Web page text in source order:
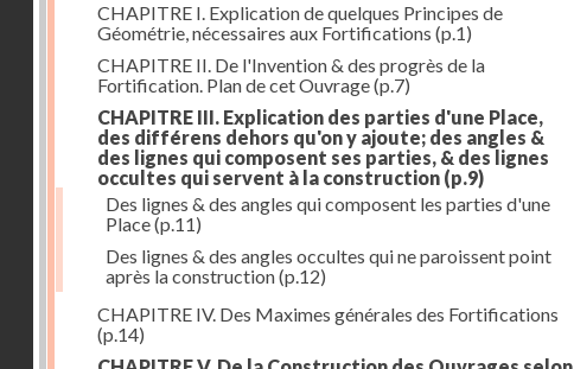
CHAPITRE I. Explication de quelques Principes de
Géométrie, nécessaires aux Fortifications (p.1)
CHAPITRE II. De l'Invention & des progrès de la
Fortification. Plan de cet Ouvrage(p.7)
CHAPITRE III. Explication des parties d'une Place,
des différens dehors qu'on y ajoute; des angles &
des lignes qui composent ses parties, & des lignes
occultes qui servent à la construction (p.9)
Des lignes & des angles qui composent les parties d'une
Place(p.11)
Des lignes & des angles occultes qui ne paroissent point
après la construction(p.12)
CHAPITRE IV. Des Maximes générales des Fortifications
(p.14)